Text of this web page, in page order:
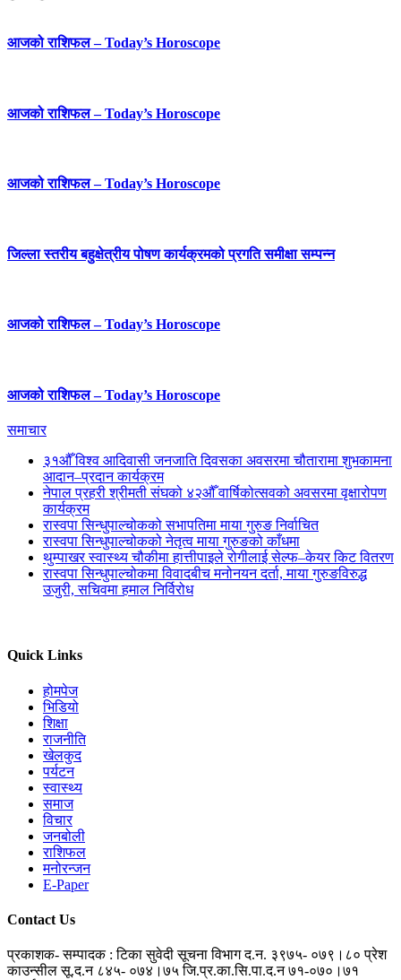
आजको राशिफल – Today’s Horoscope
आजको राशिफल – Today’s Horoscope
आजको राशिफल – Today’s Horoscope
जिल्ला स्तरीय बहुक्षेत्रीय पोषण कार्यक्रमको प्रगति समीक्षा सम्पन्न
आजको राशिफल – Today’s Horoscope
आजको राशिफल – Today’s Horoscope
समाचार
३१औँ विश्व आदिवासी जनजाति दिवसका अवसरमा चौतारामा शुभकामना
आदान–प्रदान कार्यक्रम
नेपाल प्रहरी श्रीमती संघको ४२औँ वार्षिकोत्सवको अवसरमा वृक्षारोपण
कार्यक्रम
रास्वपा सिन्धुपाल्चोकको सभापतिमा माया गुरुङ निर्वाचित
रास्वपा सिन्धुपाल्चोकको नेतृत्व माया गुरुङको काँधमा
थुम्पाखर स्वास्थ्य चौकीमा हात्तीपाइले रोगीलाई सेल्फ–केयर किट वितरण
रास्वपा सिन्धुपाल्चोकमा विवादबीच मनोनयन दर्ता, माया गुरुङविरुद्ध
उजुरी, सचिवमा हमाल निर्विरोध
Quick Links
होमपेज
भिडियो
शिक्षा
राजनीति
खेलकुद
पर्यटन
स्वास्थ्य
समाज
विचार
जनबोली
राशिफल
मनोरन्जन
E-Paper
Contact Us
प्रकाशक- सम्पादक : टिका सुवेदी सूचना विभाग द.न. ३९७५- ०७९।८० प्रेश
काउन्सील सू.द.न ८४५- ०७४।७५ जि.प्र.का.सि.पा.द.न ७१-०७०।७१